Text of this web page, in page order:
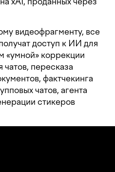
видеофрагменту, все
доступ к ИИ для
«умной» коррекции
пересказа
фактчекинга
чатов, агента
стикеров